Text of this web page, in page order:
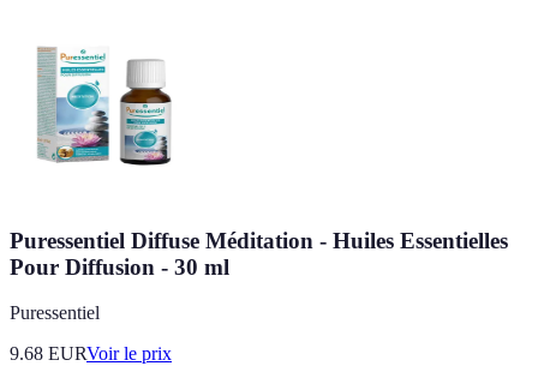
Puressentiel Diffuse Méditation - Huiles Essentielles
Pour Diffusion - 30 ml
Puressentiel
9.68 EURVoir le prix